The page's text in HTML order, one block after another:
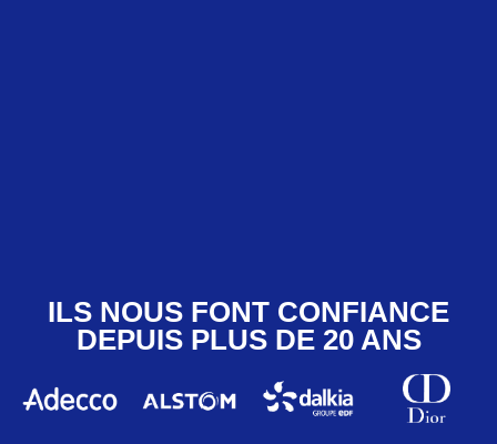
ILS NOUS FONT CONFIANCE
DEPUIS PLUS DE 20 ANS